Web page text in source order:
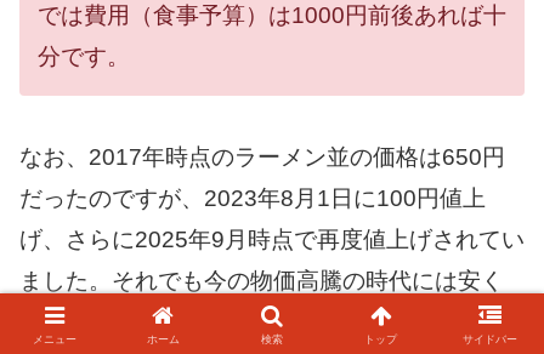
では費用（食事予算）は1000円前後あれば十
分です。
なお、2017年時点のラーメン並の価格は650円
だったのですが、2023年8月1日に100円値上
げ、さらに2025年9月時点で再度値上げされてい
ました。それでも今の物価高騰の時代には安く
ラーメンを提供していると思います。
メニュー ホーム 検索 トップ サイドバー